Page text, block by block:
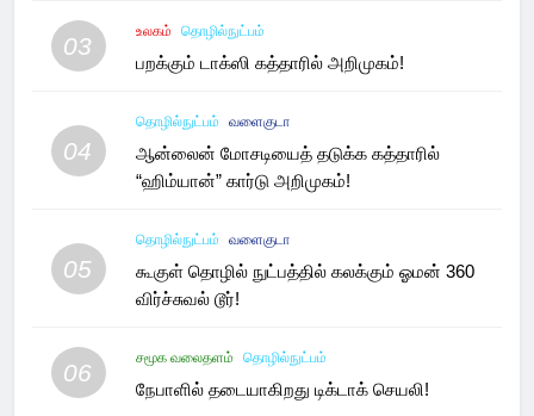
03
உலகம் தொழில்நுட்பம்
பறக்கும் டாக்ஸி கத்தாரில் அறிமுகம்!
04
தொழில்நுட்பம் வளைகுடா
ஆன்லைன் மோசடியைத் தடுக்க கத்தாரில்
“ஹிம்யான்” கார்டு அறிமுகம்!
05
தொழில்நுட்பம் வளைகுடா
கூகுள் தொழில் நுட்பத்தில் கலக்கும் ஓமன் 360
விர்ச்சுவல் டூர்!
06
சமூக வலைதளம் தொழில்நுட்பம்
நேபாளில் தடையாகிறது டிக்டாக் செயலி!